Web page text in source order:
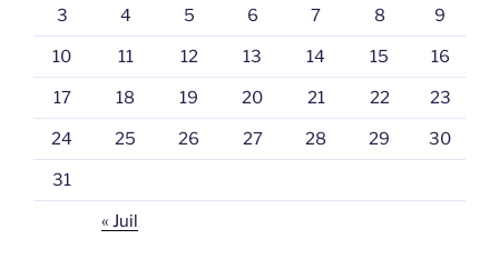
3 4 5 6 7 8 9
10 11 12 13 14 15 16
17 18 19 20 21 22 23
24 25 26 27 28 29 30
31
« Juil